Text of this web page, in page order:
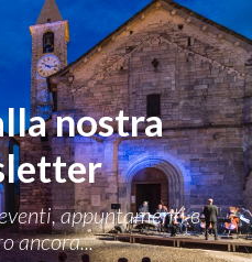
nostra
appuntamenti e
ancora...